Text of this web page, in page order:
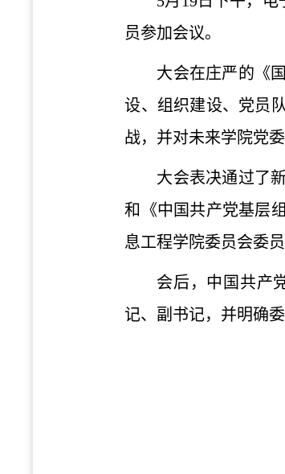
员参加会议。
大会在庄严的《
设、组织建设、党员
战，并对未来学院党
大会表决通过了
和《中国共产党基层
息工程学院委员会委
会后，中国共产
记、副书记，并明确